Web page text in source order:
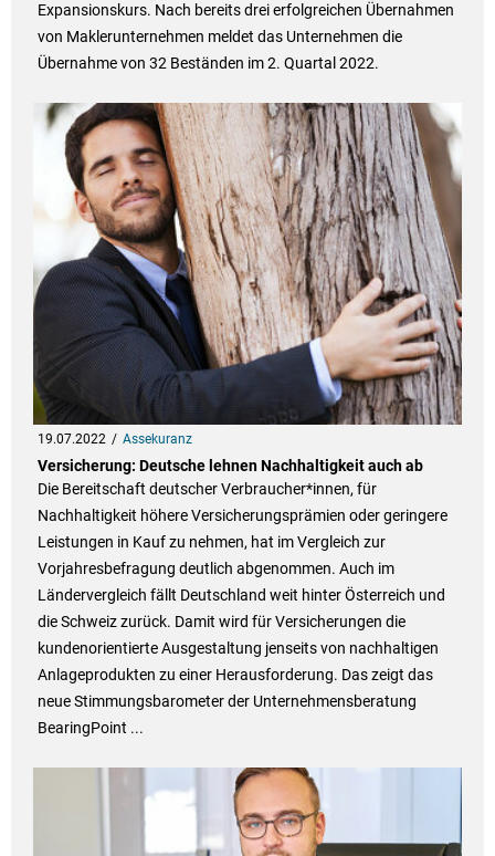
Expansionskurs. Nach bereits drei erfolgreichen Übernahmen
von Maklerunternehmen meldet das Unternehmen die
Übernahme von 32 Beständen im 2. Quartal 2022.
19.07.2022 Assekuranz
Versicherung: Deutsche lehnen Nachhaltigkeit auch ab
Die Bereitschaft deutscher Verbraucher*innen, für
Nachhaltigkeit höhere Versicherungsprämien oder geringere
Leistungen in Kauf zu nehmen, hat im Vergleich zur
Vorjahresbefragung deutlich abgenommen. Auch im
Ländervergleich fällt Deutschland weit hinter Österreich und
die Schweiz zurück. Damit wird für Versicherungen die
kundenorientierte Ausgestaltung jenseits von nachhaltigen
Anlageprodukten zu einer Herausforderung. Das zeigt das
neue Stimmungsbarometer der Unternehmensberatung
BearingPoint ...